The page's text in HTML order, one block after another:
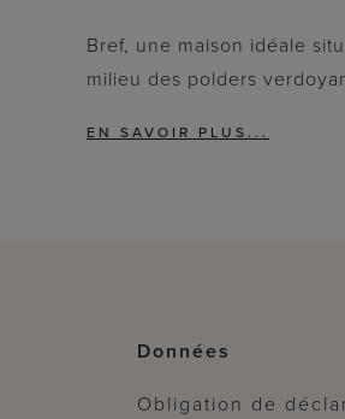
Bref, une maison idéale
milieu des polders
Données
Obligation de